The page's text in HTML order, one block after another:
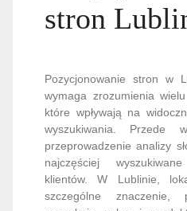
stron
Pozycjonowanie stron w
wymaga zrozumienia
które wpływają na
wyszukiwania. Przede
przeprowadzenie analizy
najczęściej
klientów. W Lublinie,
szczególne